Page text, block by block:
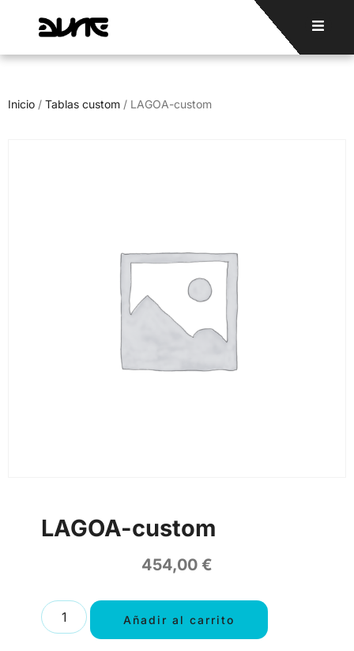
Inicio / Tablas custom / LAGOA-custom
LAGOA-custom
454,00 €
Añadir al carrito